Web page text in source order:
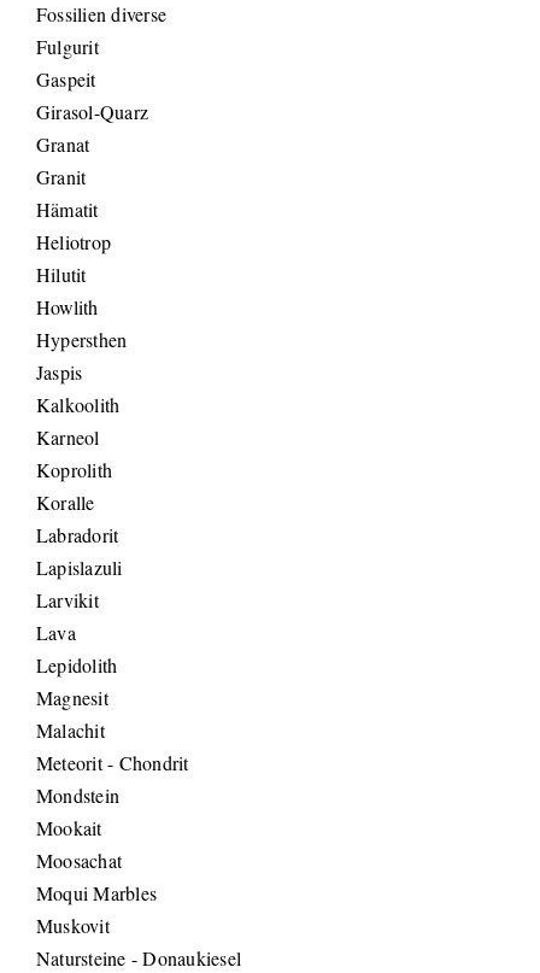
Fossilien diverse
Fulgurit
Gaspeit
Girasol-Quarz
Granat
Granit
Hämatit
Heliotrop
Hilutit
Howlith
Hypersthen
Jaspis
Kalkoolith
Karneol
Koprolith
Koralle
Labradorit
Lapislazuli
Larvikit
Lava
Lepidolith
Magnesit
Malachit
Meteorit - Chondrit
Mondstein
Mookait
Moosachat
Moqui Marbles
Muskovit
Natursteine - Donaukiesel